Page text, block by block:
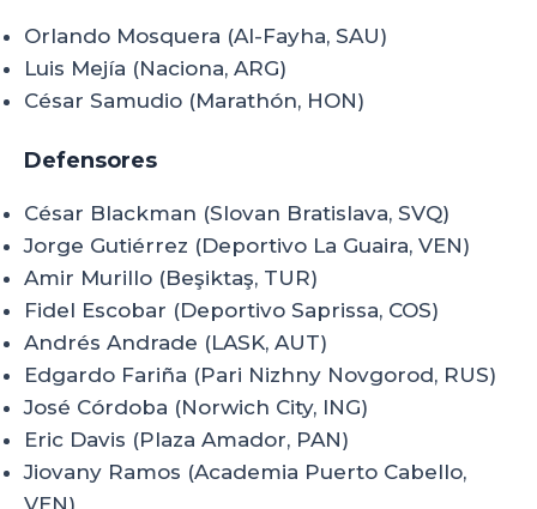
Orlando Mosquera (Al-Fayha, SAU)
Luis Mejía (Naciona, ARG)
César Samudio (Marathón, HON)
Defensores
César Blackman (Slovan Bratislava, SVQ)
Jorge Gutiérrez (Deportivo La Guaira, VEN)
Amir Murillo (Beşiktaş, TUR)
Fidel Escobar (Deportivo Saprissa, COS)
Andrés Andrade (LASK, AUT)
Edgardo Fariña (Pari Nizhny Novgorod, RUS)
José Córdoba (Norwich City, ING)
Eric Davis (Plaza Amador, PAN)
Jiovany Ramos (Academia Puerto Cabello,
VEN)